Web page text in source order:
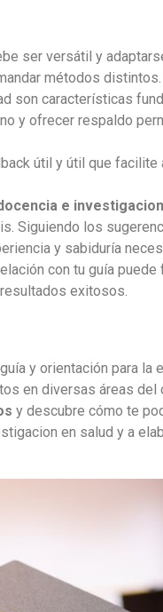
ser versátil y
métodos distintos.
son características
y ofrecer respaldo
útil y útil que facilite
e
Siguiendo los
y sabiduría
con tu guía
exitosos.
y orientación para la
en diversas áreas del
y descubre cómo te
en salud y a